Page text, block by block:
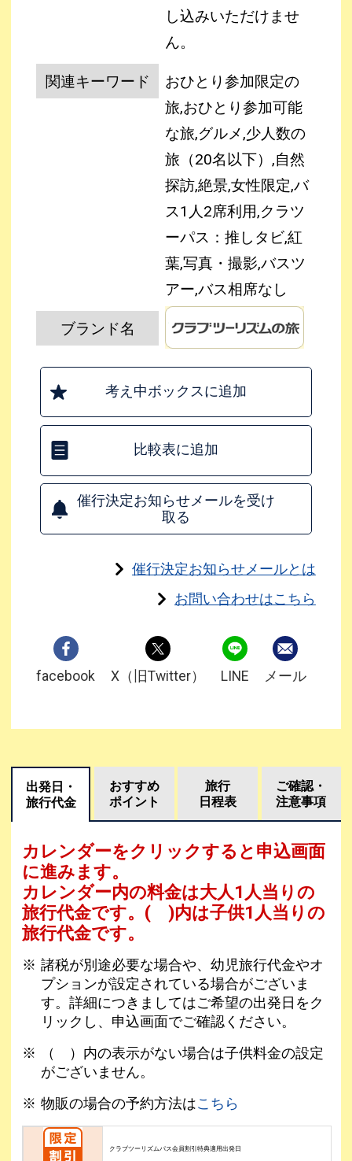
し込みいただけませ
ん。
関連キーワード
おひとり参加限定の
旅,おひとり参加可能
な旅,グルメ,少人数の
旅（20名以下）,自然
探訪,絶景,女性限定,バ
ス1人2席利用,クラツ
ーパス：推しタビ,紅
葉,写真・撮影,バスツ
アー,バス相席なし
ブランド名
考え中ボックスに追加
比較表に追加
催行決定お知らせメールを受け
取る
催行決定お知らせメールとは
お問い合わせはこちら
facebook X（旧Twitter） LINE メール
出発日・
旅行代金
おすすめ
ポイント
旅行
日程表
ご確認・
注意事項
カレンダーをクリックすると申込画面
に進みます。
カレンダー内の料金は大人1人当りの
旅行代金です。 ( )内は子供1人当りの
旅行代金です。
諸税が別途必要な場合や、幼児旅行代金やオ
プションが設定されている場合がございま
す。詳細につきましてはご希望の出発日をク
リックし、申込画面でご確認ください。
（ ）内の表示がない場合は子供料金の設定
がございません。
物販の場合の予約方法はこちら
クラブツーリズムパス会員割引特典適用出発日